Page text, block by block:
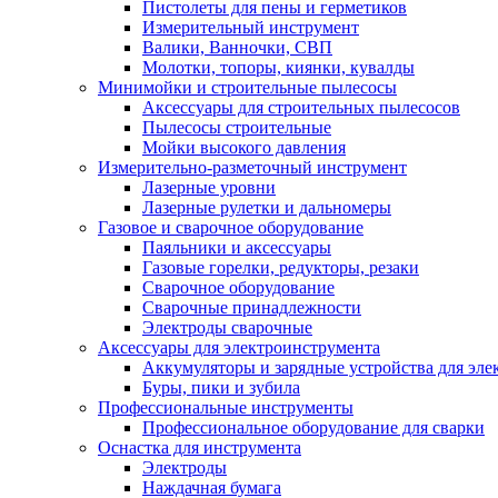
Пистолеты для пены и герметиков
Измерительный инструмент
Валики, Ванночки, СВП
Молотки, топоры, киянки, кувалды
Минимойки и строительные пылесосы
Аксессуары для строительных пылесосов
Пылесосы строительные
Мойки высокого давления
Измерительно-разметочный инструмент
Лазерные уровни
Лазерные рулетки и дальномеры
Газовое и сварочное оборудование
Паяльники и аксессуары
Газовые горелки, редукторы, резаки
Сварочное оборудование
Сварочные принадлежности
Электроды сварочные
Аксессуары для электроинструмента
Аккумуляторы и зарядные устройства для
Буры, пики и зубила
Профессиональные инструменты
Профессиональное оборудование для сварки
Оснастка для инструмента
Электроды
Наждачная бумага